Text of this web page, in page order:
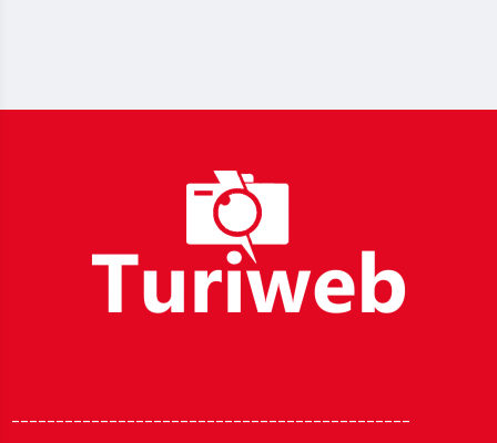
_____________________________________________